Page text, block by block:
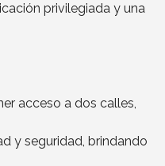
privilegiada y una
acceso a dos calles,
y seguridad, brindando